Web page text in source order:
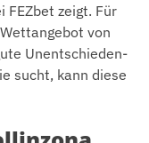
FEZbet zeigt. Für
von
Unentschieden-
sucht, kann diese